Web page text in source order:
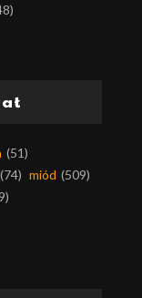
(51)
(74) miód (509)